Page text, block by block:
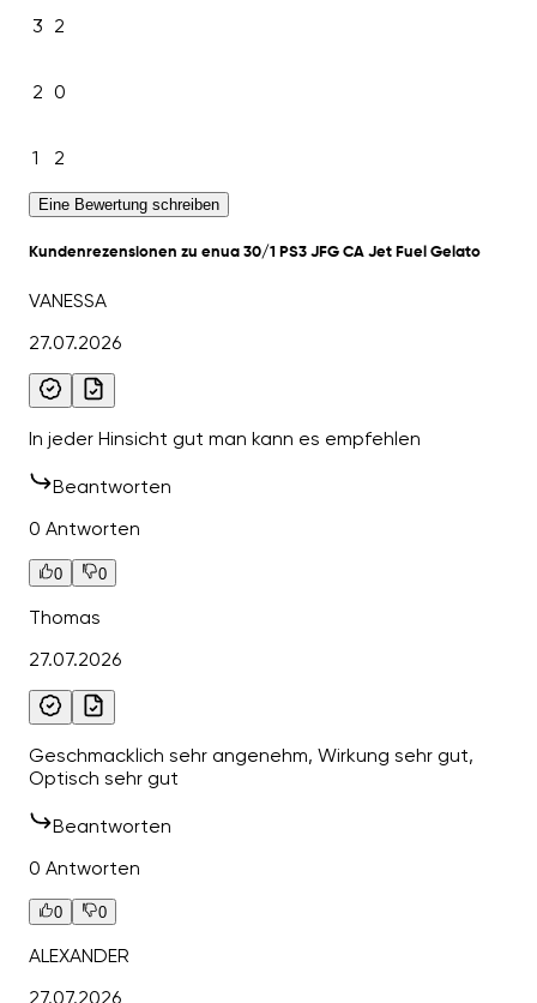
3 2
2 0
1 2
Eine Bewertung schreiben
Kundenrezensionen zu enua 30/1 PS3 JFG CA Jet Fuel Gelato
VANESSA
27.07.2026
In jeder Hinsicht gut man kann es empfehlen
Beantworten
0 Antworten
0 0
Thomas
27.07.2026
Geschmacklich sehr angenehm, Wirkung sehr gut,
Optisch sehr gut
Beantworten
0 Antworten
0 0
ALEXANDER
27.07.2026